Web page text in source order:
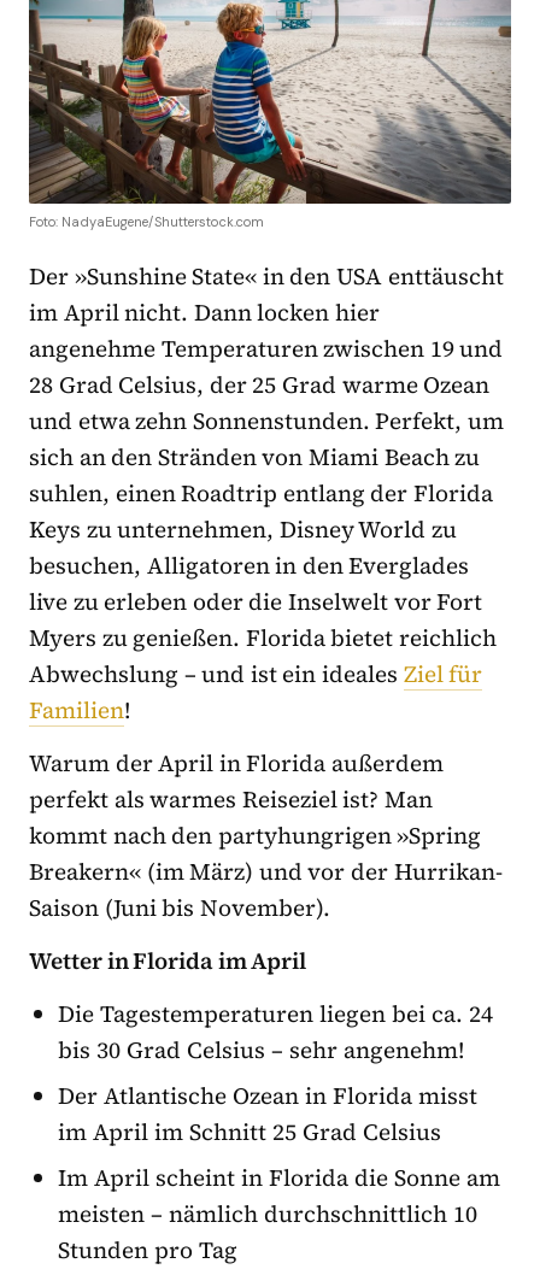
Foto: NadyaEugene/Shutterstock.com
Der »Sunshine State« in den USA enttäuscht
im April nicht. Dann locken hier
angenehme Temperaturen zwischen 19 und
28 Grad Celsius, der 25 Grad warme Ozean
und etwa zehn Sonnenstunden. Perfekt, um
sich an den Stränden von Miami Beach zu
suhlen, einen Roadtrip entlang der Florida
Keys zu unternehmen, Disney World zu
besuchen, Alligatoren in den Everglades
live zu erleben oder die Inselwelt vor Fort
Myers zu genießen. Florida bietet reichlich
Abwechslung – und ist ein ideales Ziel für
Familien!
Warum der April in Florida außerdem
perfekt als warmes Reiseziel ist? Man
kommt nach den partyhungrigen »Spring
Breakern« (im März) und vor der Hurrikan-
Saison (Juni bis November).
Wetter in Florida im April
Die Tagestemperaturen liegen bei ca. 24
bis 30 Grad Celsius – sehr angenehm!
Der Atlantische Ozean in Florida misst
im April im Schnitt 25 Grad Celsius
Im April scheint in Florida die Sonne am
meisten – nämlich durchschnittlich 10
Stunden pro Tag